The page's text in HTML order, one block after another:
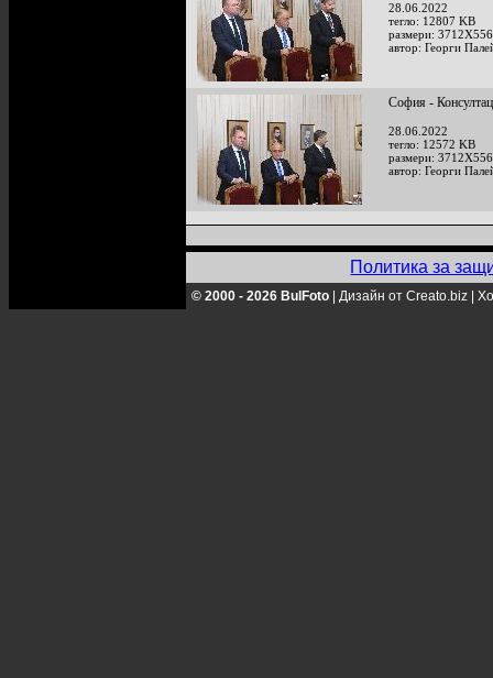
28.06.2022
тегло: 12807 KB
размери:
автор: Георги
София -
28.06.2022
тегло: 12572 KB
размери:
автор: Георги
Политика за
© 2000 - 2026 BulFoto Дизайн от Creato.biz